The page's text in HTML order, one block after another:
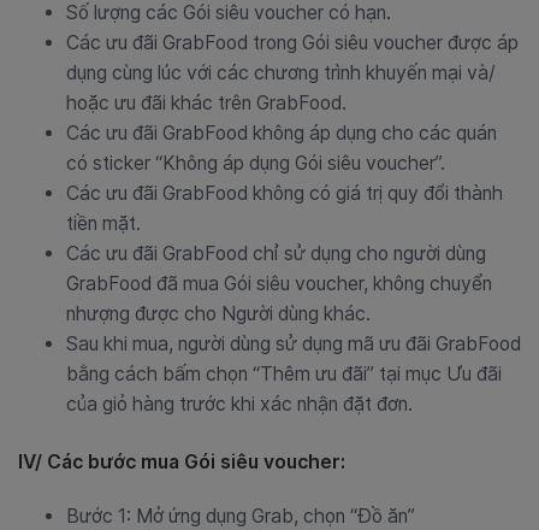
Số lượng các Gói siêu voucher có hạn.
Các ưu đãi GrabFood trong Gói siêu voucher được áp
dụng cùng lúc với các chương trình khuyến mại và/
hoặc ưu đãi khác trên GrabFood.
Các ưu đãi GrabFood không áp dụng cho các quán
có sticker “Không áp dụng Gói siêu voucher”.
Các ưu đãi GrabFood không có giá trị quy đổi thành
tiền mặt.
Các ưu đãi GrabFood chỉ sử dụng cho người dùng
GrabFood đã mua Gói siêu voucher, không chuyển
nhượng được cho Người dùng khác.
Sau khi mua, người dùng sử dụng mã ưu đãi GrabFood
bằng cách bấm chọn “Thêm ưu đãi” tại mục Ưu đãi
của giỏ hàng trước khi xác nhận đặt đơn.
IV/ Các bước mua Gói siêu voucher:
Bước 1: Mở ứng dụng Grab, chọn “Đồ ăn”